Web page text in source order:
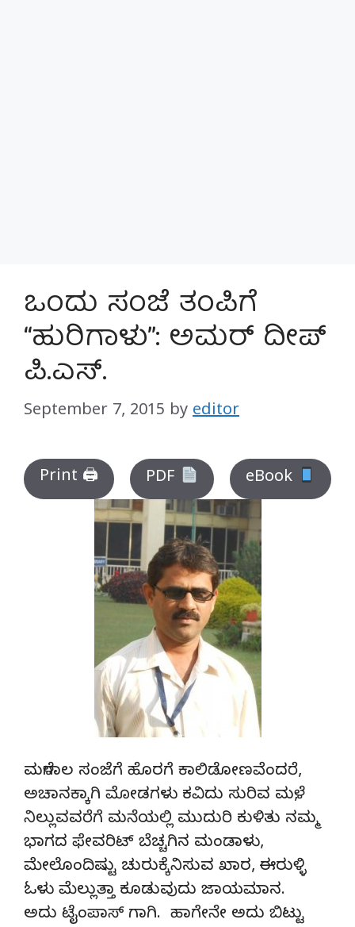
ಒಂದು ಸಂಜೆ ತಂಪಿಗೆ
“ಹುರಿಗಾಳು”: ಅಮರ್ ದೀಪ್
ಪಿ.ಎಸ್.
September 7, 2015 by editor
Print 🖨 PDF eBook
ಮಳೆಗಾಲ ಸಂಜೆಗೆ ಹೊರಗೆ ಕಾಲಿಡೋಣವೆಂದರೆ,
ಅಚಾನಕ್ಕಾಗಿ ಮೋಡಗಳು ಕವಿದು ಸುರಿವ ಮಳೆ,
ನಿಲ್ಲುವವರೆಗೆ ಮನೆಯಲ್ಲಿ ಮುದುರಿ ಕುಳಿತು ನಮ್ಮ
ಭಾಗದ ಫೇವರಿಟ್ ಬೆಚ್ಚಗಿನ ಮಂಡಾಳು,
ಮೇಲೊಂದಿಷ್ಟು ಚುರುಕ್ಕೆನಿಸುವ ಖಾರ, ಈರುಳ್ಳಿ
ಓಳು ಮೆಲ್ಲುತ್ತಾ ಕೂಡುವುದು ಜಾಯಮಾನ.
ಅದು ಟೈಂಪಾಸ್ ಗಾಗಿ. ಹಾಗೇನೇ ಅದು ಬಿಟ್ಟು